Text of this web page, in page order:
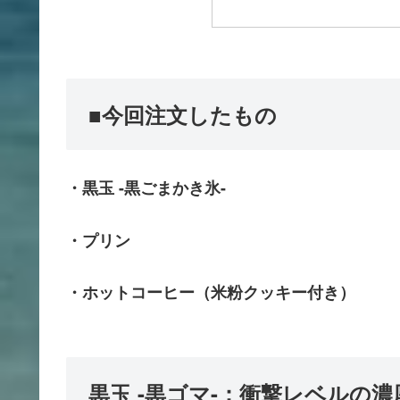
■今回注文したもの
・黒玉 -黒ごまかき氷-
・プリン
・ホットコーヒー（米粉クッキー付き）
黒玉 -黒ゴマ-：衝撃レベルの濃